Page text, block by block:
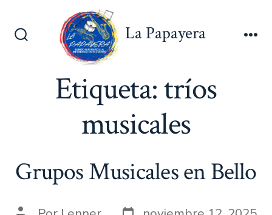
Alternar
La Papayera
Etiqueta:tríos
musicales
Grupos Musicales en Bello
Fecha